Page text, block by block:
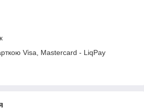
Visa, Mastercard - LiqPay